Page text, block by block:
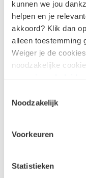
kunnen we jou
helpen en je
akkoord? Klik dan
alleen toestemming
Weiger je de
noodzakelijke
Noodzakelijk
Voorkeuren
Statistieken
PVC